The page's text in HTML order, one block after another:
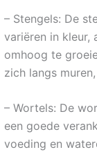
– Stengels: De
variëren in kleur,
omhoog te
zich langs
– Wortels: De
een goede
voeding en